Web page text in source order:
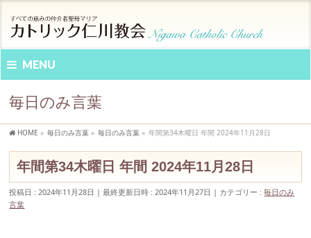
MENU
毎日のみ言葉
HOME » 毎日のみ言葉 » 毎日のみ言葉 » 年間第34木曜日 年間 2024年11月28日
年間第34木曜日 年間 2024年11月28日
投稿日 : 2024年11月28日 最終更新日時 : 2024年11月27日 カテゴリー :毎日のみ
言葉